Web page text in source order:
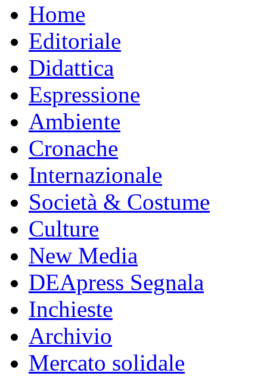
Home
Editoriale
Didattica
Espressione
Ambiente
Cronache
Internazionale
Società & Costume
Culture
New Media
DEApress Segnala
Inchieste
Archivio
Mercato solidale